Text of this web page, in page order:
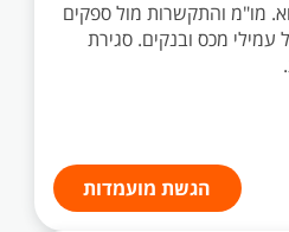
מו"מ והתקשרות מול ספקים
מכס ובנקים. סגירת
הגשת מועמדות